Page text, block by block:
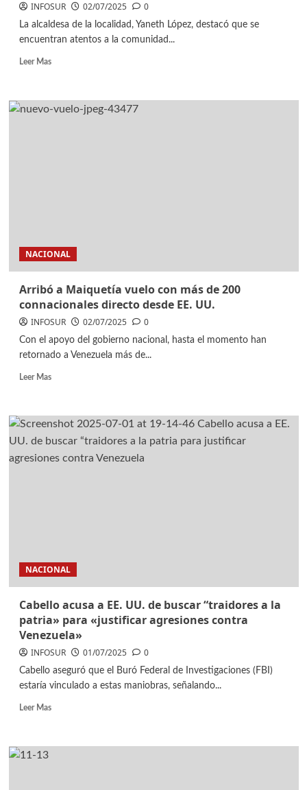
INFOSUR 02/07/2025 0
La alcaldesa de la localidad, Yaneth López, destacó que se
encuentran atentos a la comunidad...
Leer Mas
NACIONAL
Arribó a Maiquetía vuelo con más de 200
connacionales directo desde EE. UU.
INFOSUR 02/07/2025 0
Con el apoyo del gobierno nacional, hasta el momento han
retornado a Venezuela más de...
Leer Mas
NACIONAL
Cabello acusa a EE. UU. de buscar “traidores a la
patria» para «justificar agresiones contra
Venezuela»
INFOSUR 01/07/2025 0
Cabello aseguró que el Buró Federal de Investigaciones (FBI)
estaría vinculado a estas maniobras, señalando...
Leer Mas